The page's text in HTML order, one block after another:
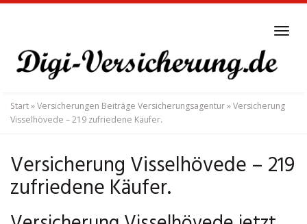
main
content
Start»Versicherungen Beiträge Versicherungsagentur»Versicherung
Visselhövede – 219 zufriedene Käufer.
Versicherung Visselhövede – 219
zufriedene Käufer.